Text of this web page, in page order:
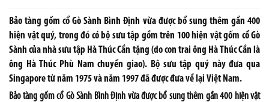
Bảo tàng gốm cổ Gò Sành Bình Định vừa được bổ sung thêm gần 400
hiện vật quý, trong đó có bộ sưu tập gồm trên 100 hiện vật gốm cổ Gò
Sành của nhà sưu tập Hà Thúc Cần tặng (do con trai ông Hà Thúc Cần là
ông Hà Thúc Phù Nam chuyển giao). Bộ sưu tập quý này đưa qua
Singapore từ năm 1975 và năm 1997 đã được đưa về lại Việt Nam.
Bảo tàng gốm cổ Gò Sành Bình Định vừa được bổ sung thêm gần 400 hiện vật